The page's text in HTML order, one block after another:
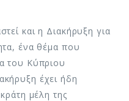
και η Διακήρυξη για
ένα θέμα που
του Κύπριου
έχει ήδη
μέλη της